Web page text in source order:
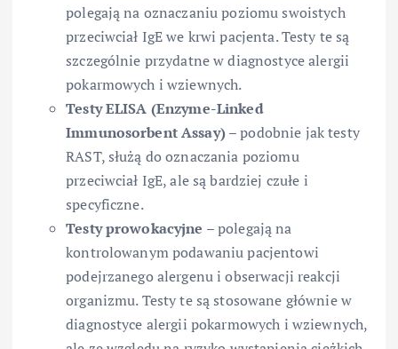
polegają na oznaczaniu poziomu swoistych
przeciwciał IgE we krwi pacjenta. Testy te są
szczególnie przydatne w diagnostyce alergii
pokarmowych i wziewnych.
Testy ELISA (Enzyme-Linked
Immunosorbent Assay)– podobnie jak testy
RAST, służą do oznaczania poziomu
przeciwciał IgE, ale są bardziej czułe i
specyficzne.
Testy prowokacyjne – polegają na
kontrolowanym podawaniu pacjentowi
podejrzanego alergenu i obserwacji reakcji
organizmu. Testy te są stosowane głównie w
diagnostyce alergii pokarmowych i wziewnych,